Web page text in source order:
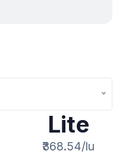
Lite
₹368.54/lu